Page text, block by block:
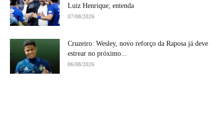
Luiz Henrique; entenda
07/08/2026
Cruzeiro: Wesley, novo reforço da Raposa já deve
estrear no próximo...
06/08/2026